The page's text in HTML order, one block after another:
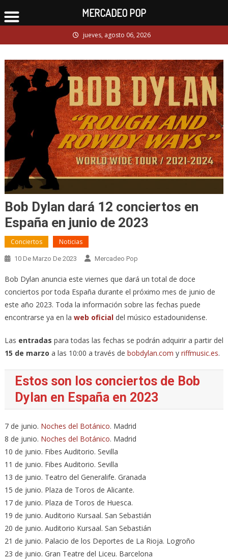
to
jueves, agosto 06, 2026
Bob Dylan dará 12 conciertos en
España en junio de 2023
Conciertos Noticias
10 De Marzo De 2023 Mercadeo Pop
Bob Dylan anuncia este viernes que dará un total de doce
conciertos por toda España durante el próximo mes de junio de
este año 2023. Toda la información sobre las fechas puede
encontrarse ya en la web oficialdel músico estadounidense.
Las entradas para todas las fechas se podrán adquirir a partir del
15 de marzo a las 10:00 a través de bobdylan.com y riffmusic.es.
Estos son los conciertos de Bob
Dylan en España en 2023
7 de junio. Noches del Botánico. Madrid
8 de junio. Noches del Botánico. Madrid
10 de junio. Fibes Auditorio. Sevilla
11 de junio. Fibes Auditorio. Sevilla
13 de junio. Teatro del Generalife. Granada
15 de junio. Plaza de Toros de Alicante.
17 de junio. Plaza de Toros de Huesca.
19 de junio. Auditorio Kursaal. San Sebastián
20 de junio. Auditorio Kursaal. San Sebastián
21 de junio. Palacio de los Deportes de La Rioja. Logroño
23 de junio. Gran Teatre del Liceu. Barcelona
MERCADEO POP